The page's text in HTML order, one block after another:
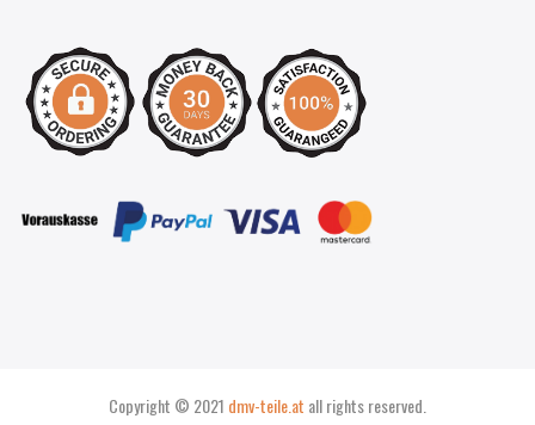
Copyright © 2021 dmv-teile.at all rights reserved.